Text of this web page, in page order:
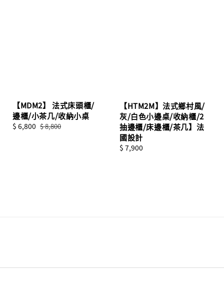
【MDM2】 法式床頭櫃/
邊櫃/小茶几/收納小桌
Sale
$ 6,800 Regular
$ 8,800
【HTM2M】法式鄉村風/
灰/白色小邊桌/收納櫃/2
抽邊櫃/床邊櫃/茶几】法
國設計
Regular
$ 7,900